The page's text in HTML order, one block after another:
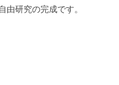
由研究の完成です。